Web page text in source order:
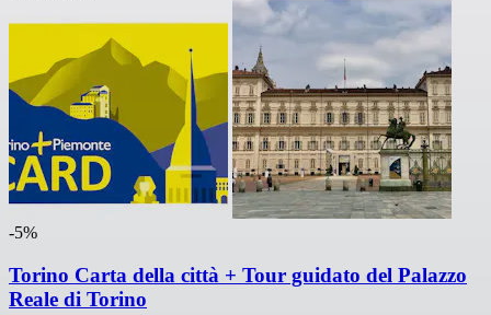
-5%
Torino Carta della città + Tour guidato del Palazzo
Reale di Torino